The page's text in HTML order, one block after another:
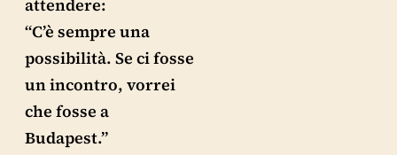
attendere:
“C’è sempre una
possibilità. Se ci fosse
un incontro, vorrei
che fosse a
Budapest.”